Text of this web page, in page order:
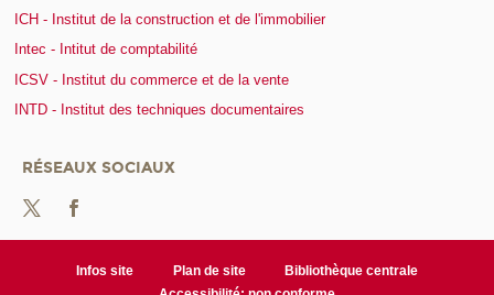
ICH - Institut de la construction et de l'immobilier
Intec - Intitut de comptabilité
ICSV - Institut du commerce et de la vente
INTD - Institut des techniques documentaires
RÉSEAUX SOCIAUX
Infos site Plan de site
Bibliothèque centrale